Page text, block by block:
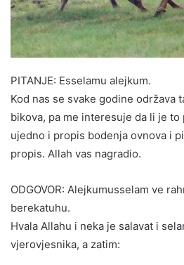
PITANJE: Esselamu alejkum.
Kod nas se svake godine održava
bikova, pa me interesuje da li je
ujedno i propis bodenja ovnova i
propis. Allah vas nagradio.
ODGOVOR: Alejkumusselam ve
berekatuhu.
Hvala Allahu i neka je salavat i
vjerovjesnika, a zatim: